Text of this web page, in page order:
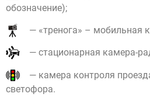
обозначение);
— «тренога» – мобильная
— стационарная камера-
— камера контроля
светофора.